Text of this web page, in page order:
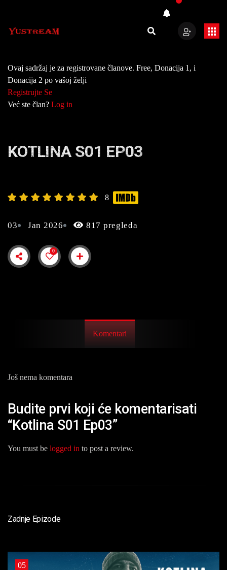
Ovaj sadržaj je za registrovane članove. Free, Donacija 1, i
Donacija 2 po vašoj želji
Registrujte Se
Već ste član? Log in
KOTLINA S01 EP03
8
03 Jan 2026 817 pregleda
0
Komentari
Još nema komentara
Budite prvi koji će komentarisati
“Kotlina S01 Ep03”
You must be logged in to post a review.
Zadnje Epizode
05